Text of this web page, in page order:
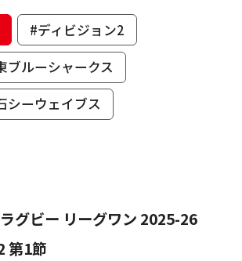
#ディビジョン2
ブルーシャークス
シーウェイブス
グビー リーグワン 2025-26
第1節